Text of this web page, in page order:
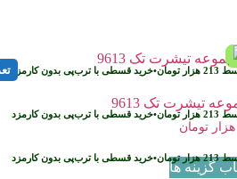
213 هزار تومان•خرید قسطی با ترب‌پی بدون کارمزد
213 هزار تومان•خرید قسطی با ترب‌پی بدون کارمزد
213 هزار تومان•خرید قسطی با ترب‌پی بدون کارمزد
تیشرت تک 9613
هزار تومان
گزینه ها